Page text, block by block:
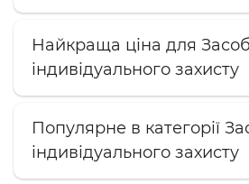
Найкраща ціна для
індивідуального захисту
Популярне в категорії
індивідуального захисту